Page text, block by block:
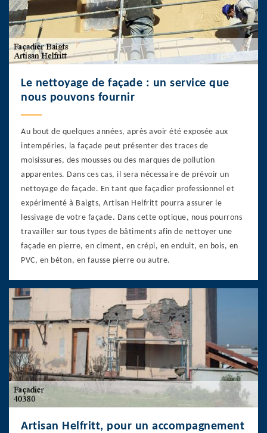
Le nettoyage de façade : un service que
nous pouvons fournir
Au bout de quelques années, après avoir été exposée aux
intempéries, la façade peut présenter des traces de
moisissures, des mousses ou des marques de pollution
apparentes. Dans ces cas, il sera nécessaire de prévoir un
nettoyage de façade. En tant que façadier professionnel et
expérimenté à Baigts, Artisan Helfritt pourra assurer le
lessivage de votre façade. Dans cette optique, nous pourrons
travailler sur tous types de bâtiments afin de nettoyer une
façade en pierre, en ciment, en crépi, en enduit, en bois, en
PVC, en béton, en fausse pierre ou autre.
Artisan Helfritt, pour un accompagnement